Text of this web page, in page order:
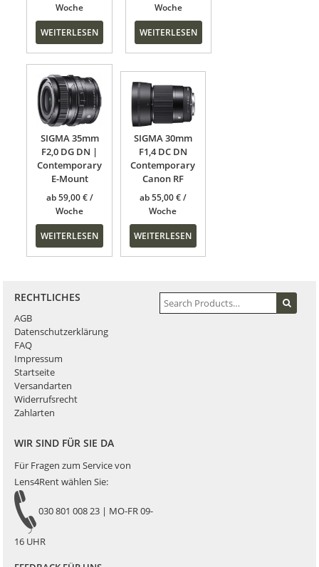
WEITERLESEN WEITERLESEN
SIGMA 35mm
F2,0 DG DN |
Contemporary
E-Mount
ab59,00€
WEITERLESEN
SIGMA 30mm
F1,4 DC DN
Contemporary
Canon RF
ab55,00€
WEITERLESEN
RECHTLICHES
AGB
Datenschutzerklärung
FAQ
Impressum
Startseite
Versandarten
Widerrufsrecht
Zahlarten
WIR SIND FÜR SIE DA
Für Fragen zum Service von
Lens4Rent wählen Sie:
030 801 008 23 | MO-FR 09-
16 UHR